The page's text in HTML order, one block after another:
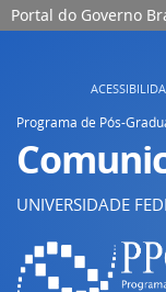
Portal do Governo
Programa de Pós-
UNIVERSIDADE